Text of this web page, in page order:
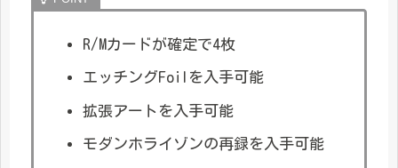
R/Mカードが確定で4枚
エッチングFoilを入手可能
拡張アートを入手可能
モダンホライゾンの再録を入手可能